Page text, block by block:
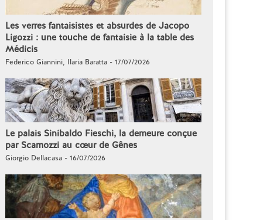
Les verres fantaisistes et absurdes de Jacopo
Ligozzi : une touche de fantaisie à la table des
Médicis
Federico Giannini, Ilaria Baratta - 17/07/2026
Le palais Sinibaldo Fieschi, la demeure conçue
par Scamozzi au cœur de Gênes
Giorgio Dellacasa - 16/07/2026